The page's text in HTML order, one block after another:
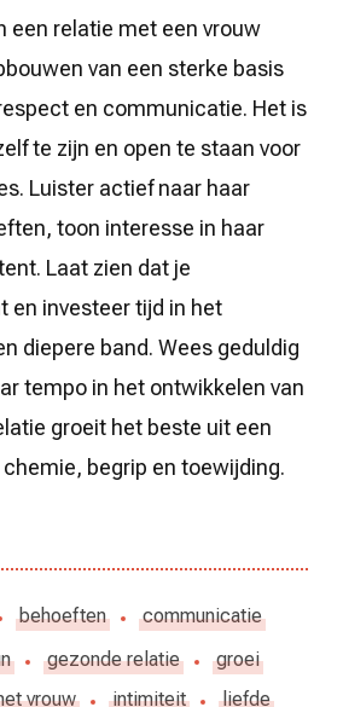
een relatie met een vrouw
van een sterke basis
en communicatie. Het is
te zijn en open te staan voor
Luister actief naar haar
toon interesse in haar
Laat zien dat je
en investeer tijd in het
diepere band. Wees geduldig
tempo in het ontwikkelen van
groeit het beste uit een
begrip en toewijding.
behoeften
communicatie
gezonde relatie
groei
vrouw
intimiteit
liefde